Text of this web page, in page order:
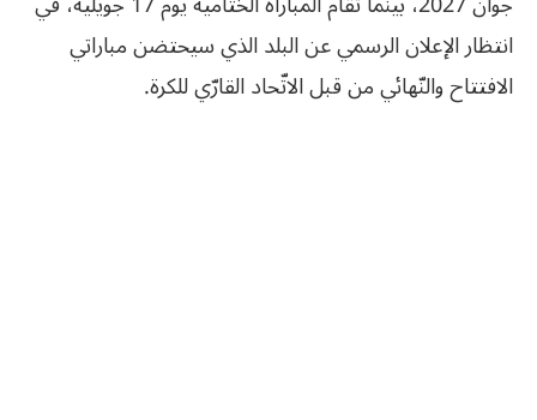
انتظار الإعلان الرسمي عن البلد الذي سيحتضن مباراتي
الافتتاح والنّهائي من قبل الاتّحاد القارّي للكرة.